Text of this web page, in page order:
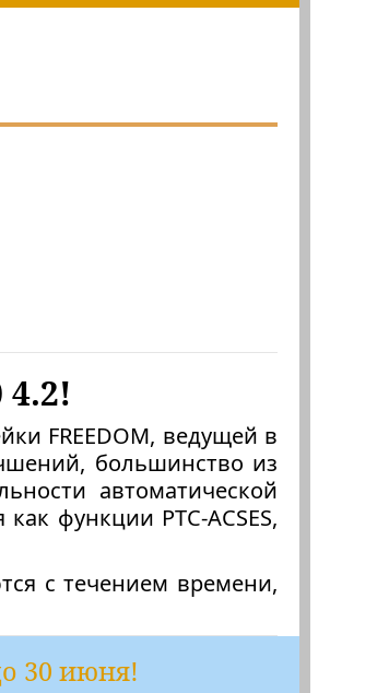
FREEDOM, ведущей в
большинство из
автоматической
функции PTC-ACSES,
с течением времени,
30 июня!